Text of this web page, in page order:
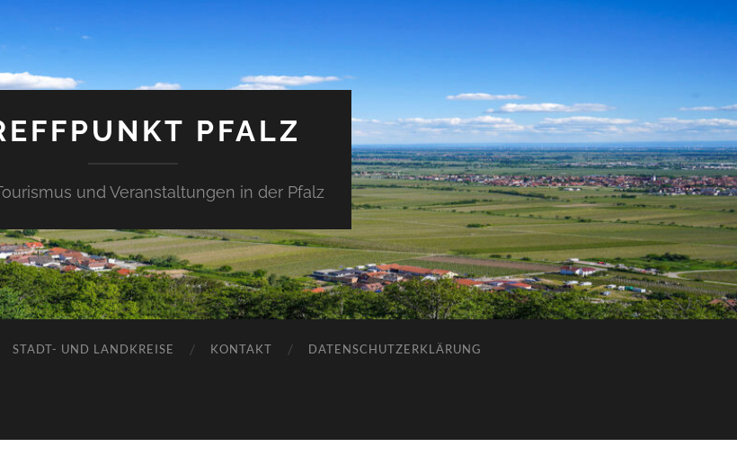
PFALZ
und Veranstaltungen in der Pfalz
STADT- UND LANDKREISE KONTAKT DATENSCHUTZERKLÄRUNG